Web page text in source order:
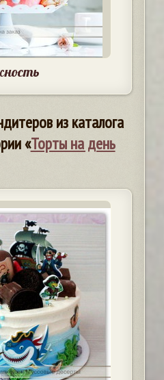
из каталога
«Торты на день